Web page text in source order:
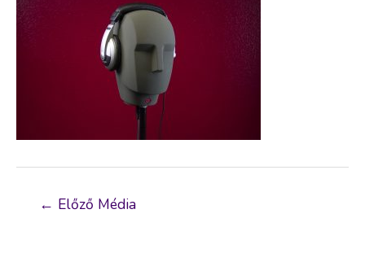
Bejegyzés
← Előző Média